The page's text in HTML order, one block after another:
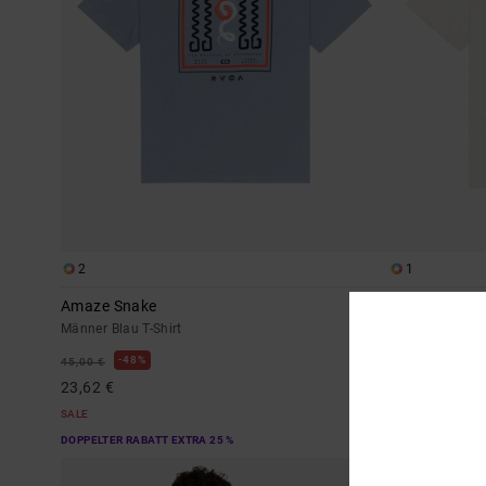
2
Amaze Snake
Männer Blau T-Shirt
45,00 € 48%
23,62 €
SALE
DOPPELTER RABATT EXTRA 25 %
1